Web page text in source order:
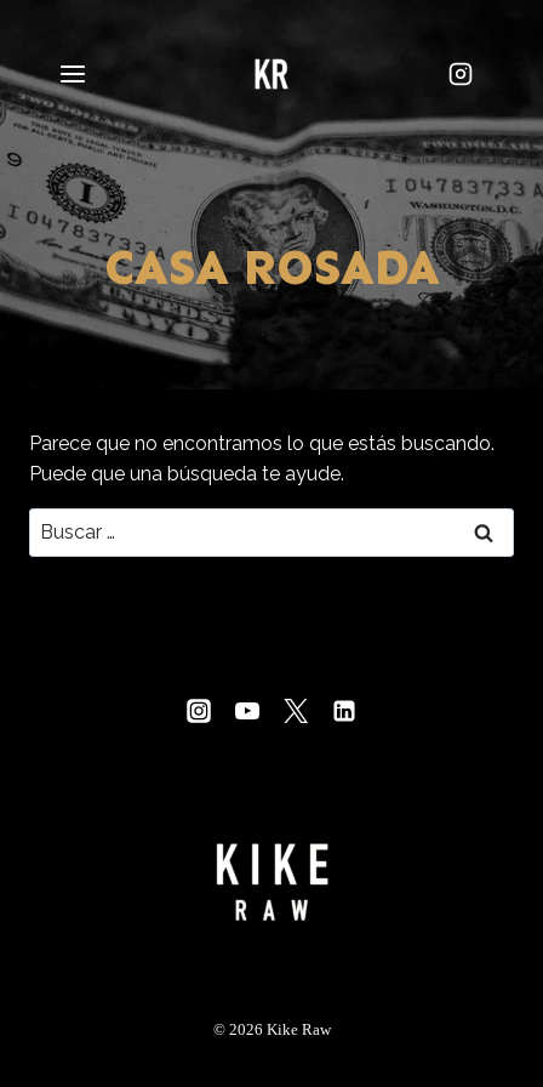
contenido
CASA ROSADA
Parece que no encontramos lo que estás buscando.
Puede que una búsqueda te ayude.
Buscar:
© 2026 Kike Raw